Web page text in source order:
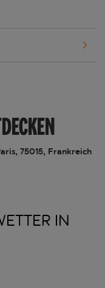
75015, Frankreich
IN